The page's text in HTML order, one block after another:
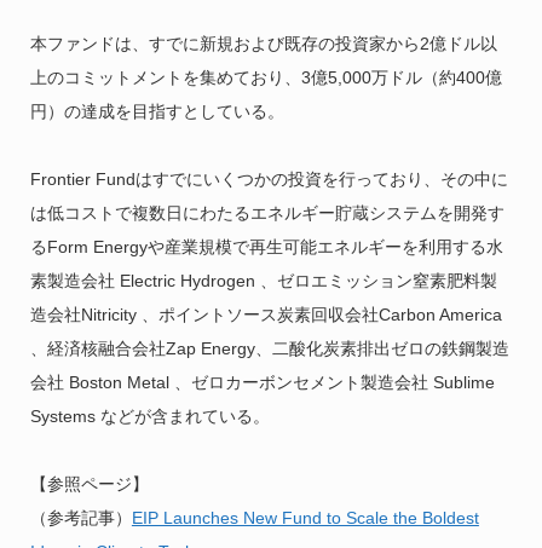
本ファンドは、すでに新規および既存の投資家から2億ドル以
上のコミットメントを集めており、3億5,000万ドル（約400億
円）の達成を目指すとしている。
Frontier Fundはすでにいくつかの投資を行っており、その中に
は低コストで複数日にわたるエネルギー貯蔵システムを開発す
るForm Energyや産業規模で再生可能エネルギーを利用する水
素製造会社 Electric Hydrogen 、ゼロエミッション窒素肥料製
造会社Nitricity 、ポイントソース炭素回収会社Carbon America
、経済核融合会社Zap Energy、二酸化炭素排出ゼロの鉄鋼製造
会社 Boston Metal 、ゼロカーボンセメント製造会社 Sublime
Systems などが含まれている。
【参照ページ】
（参考記事） EIP Launches New Fund to Scale the Boldest